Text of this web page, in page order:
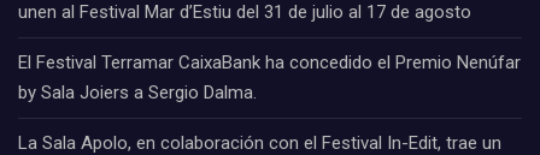
unen al Festival Mar d’Estiu del 31 de julio al 17 de agosto
El Festival Terramar CaixaBank ha concedido el Premio Nenúfar
by Sala Joiers a Sergio Dalma.
La Sala Apolo, en colaboración con el Festival In-Edit, trae un